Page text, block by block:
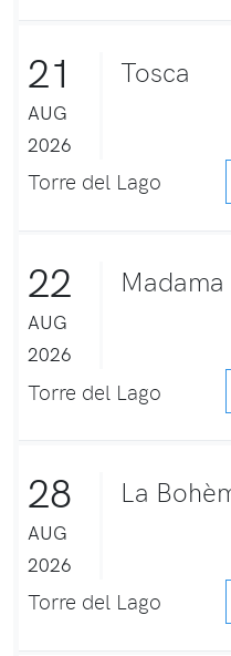
21
AUG
2026
Tosca
Torre del Lago
22
AUG
2026
Torre del Lago
28
AUG
2026
La
Torre del Lago